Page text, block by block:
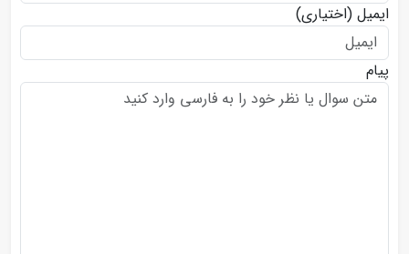
ایمیل (اختیاری)
پیام